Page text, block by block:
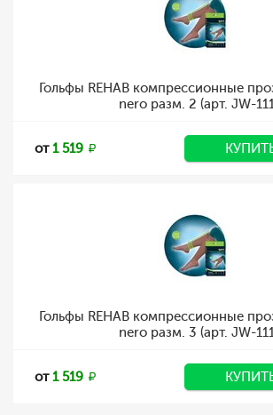
Гольфы REHAB компрессионные
nero разм. 2 (арт. JW-
от1 519
Гольфы REHAB компрессионные
nero разм. 3 (арт. JW-
от1 519